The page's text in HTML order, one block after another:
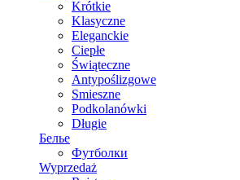
Krótkie
Klasyczne
Eleganckie
Ciepłe
Świąteczne
Antypoślizgowe
Smieszne
Podkolanówki
Długie
Белье
Футболки
Wyprzedaż